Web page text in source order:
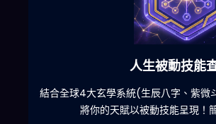
六合彩發達
減少超過500萬個低概率中獎